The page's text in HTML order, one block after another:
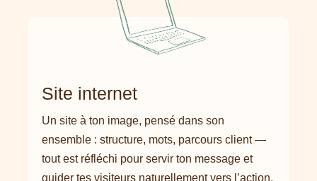
Site internet
Un site à ton image, pensé dans son
ensemble : structure, mots, parcours client —
tout est réfléchi pour servir ton message et
guider tes visiteurs naturellement vers l’action.